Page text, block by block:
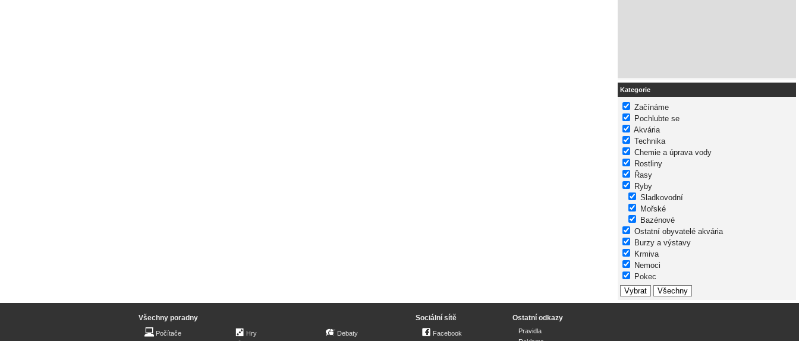
Kategorie
Začínáme
Pochlubte se
Akvária
Technika
Chemie a úprava vody
Rostliny
Řasy
Ryby
Sladkovodní
Mořské
Bazénové
Ostatní obyvatelé akvária
Burzy a výstavy
Krmiva
Nemoci
Pokec
Všechny poradny
Počítače Hry Debaty
Sociální sítě
Facebook
Ostatní odkazy
Pravidla